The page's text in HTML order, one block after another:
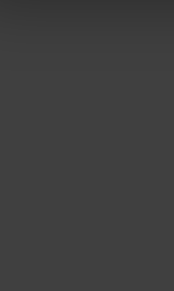
media, adverteren en
verstrekt of die ze hebben